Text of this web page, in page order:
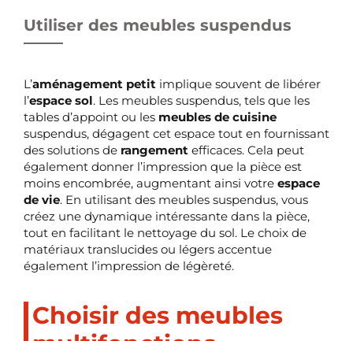
Utiliser des meubles suspendus
L’aménagement petit implique souvent de libérer
l’espace sol. Les meubles suspendus, tels que les
tables d’appoint ou les meubles de cuisine
suspendus, dégagent cet espace tout en fournissant
des solutions de rangement efficaces. Cela peut
également donner l’impression que la pièce est
moins encombrée, augmentant ainsi votre espace
de vie. En utilisant des meubles suspendus, vous
créez une dynamique intéressante dans la pièce,
tout en facilitant le nettoyage du sol. Le choix de
matériaux translucides ou légers accentue
également l’impression de légèreté.
Choisir des meubles